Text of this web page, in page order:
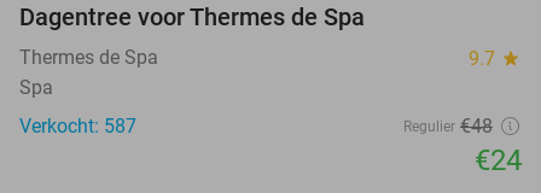
Dagentree voor Thermes de Spa
Thermes de Spa 9.7 star
Spa
Verkocht: 587
Regulier €48
€24